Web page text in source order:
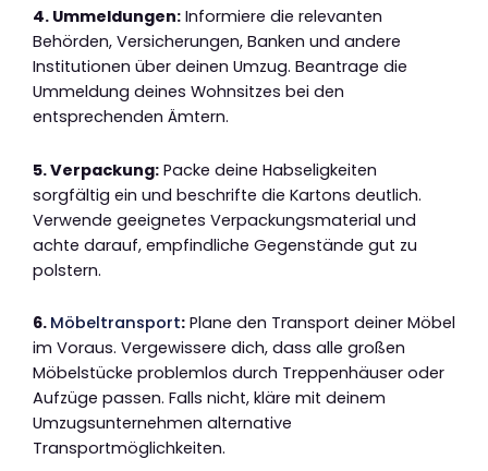
4. Ummeldungen: Informiere die relevanten
Behörden, Versicherungen, Banken und andere
Institutionen über deinen Umzug. Beantrage die
Ummeldung deines Wohnsitzes bei den
entsprechenden Ämtern.
5. Verpackung: Packe deine Habseligkeiten
sorgfältig ein und beschrifte die Kartons deutlich.
Verwende geeignetes Verpackungsmaterial und
achte darauf, empfindliche Gegenstände gut zu
polstern.
6. Möbeltransport: Plane den Transport deiner Möbel
im Voraus. Vergewissere dich, dass alle großen
Möbelstücke problemlos durch Treppenhäuser oder
Aufzüge passen. Falls nicht, kläre mit deinem
Umzugsunternehmen alternative
Transportmöglichkeiten.